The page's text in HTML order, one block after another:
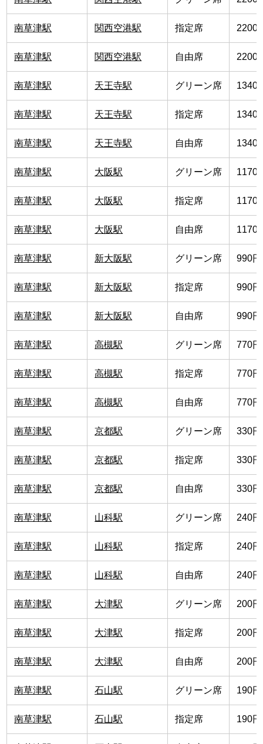
南草津駅 関西空港駅 指定席 2200
南草津駅 関西空港駅 自由席 2200
南草津駅 天王寺駅 グリーン席 1340
南草津駅 天王寺駅 指定席 1340
南草津駅 天王寺駅 自由席 1340
南草津駅 大阪駅 グリーン席 1170
南草津駅 大阪駅 指定席 1170
南草津駅 大阪駅 自由席 1170
南草津駅 新大阪駅 グリーン席 990円
南草津駅 新大阪駅 指定席 990円
南草津駅 新大阪駅 自由席 990円
南草津駅 高槻駅 グリーン席 770円
南草津駅 高槻駅 指定席 770円
南草津駅 高槻駅 自由席 770円
南草津駅 京都駅 グリーン席 330円
南草津駅 京都駅 指定席 330円
南草津駅 京都駅 自由席 330円
南草津駅 山科駅 グリーン席 240円
南草津駅 山科駅 指定席 240円
南草津駅 山科駅 自由席 240円
南草津駅 大津駅 グリーン席 200円
南草津駅 大津駅 指定席 200円
南草津駅 大津駅 自由席 200円
南草津駅 石山駅 グリーン席 190円
南草津駅 石山駅 指定席 190円